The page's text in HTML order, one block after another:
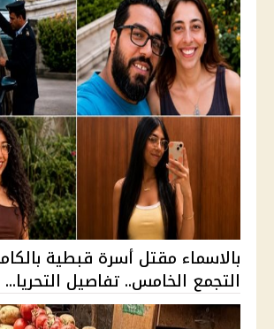
بالاسماء مقتل أسرة قبطية
التجمع الخامس.. تفاصيل التحريا...